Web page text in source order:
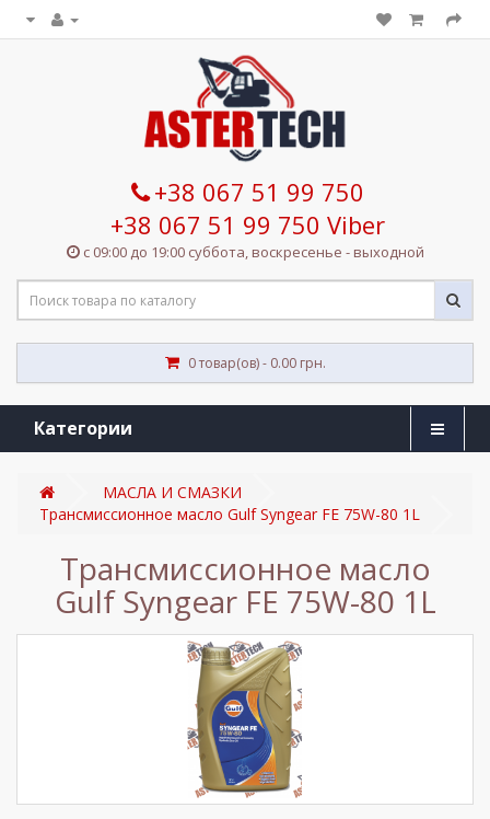
+38 067 51 99 750
+38 067 51 99 750 Viber
с 09:00 до 19:00 суббота, воскресенье - выходной
0 товар(ов) - 0.00 грн.
Категории
МАСЛА И СМАЗКИ
Трансмиссионное масло Gulf Syngear FE 75W-80 1L
Трансмиссионное масло
Gulf Syngear FE 75W-80 1L